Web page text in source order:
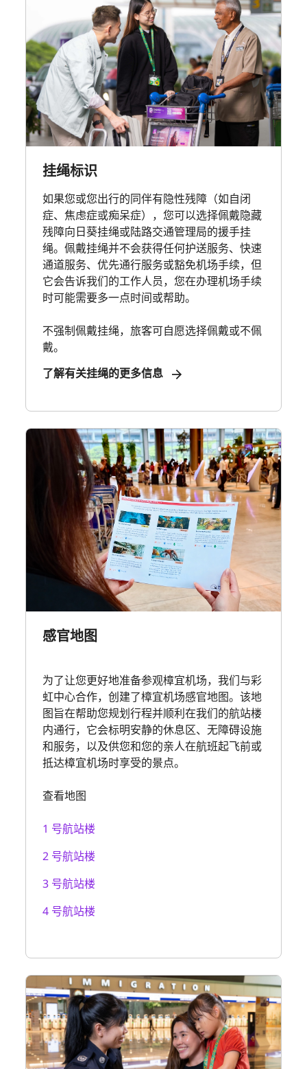
挂绳标识
如果您或您出行的同伴有隐性残障（如自闭
症、焦虑症或痴呆症），您可以选择佩戴隐藏
残障向日葵挂绳或陆路交通管理局的援手挂
绳。佩戴挂绳并不会获得任何护送服务、快速
通道服务、优先通行服务或豁免机场手续，但
它会告诉我们的工作人员，您在办理机场手续
时可能需要多一点时间或帮助。
不强制佩戴挂绳，旅客可自愿选择佩戴或不佩
戴。
了解有关挂绳的更多信息
感官地图
为了让您更好地准备参观樟宜机场，我们与彩
虹中心合作，创建了樟宜机场感官地图。该地
图旨在帮助您规划行程并顺利在我们的航站楼
内通行，它会标明安静的休息区、无障碍设施
和服务，以及供您和您的亲人在航班起飞前或
抵达樟宜机场时享受的景点。
查看地图
1 号航站楼
2 号航站楼
3 号航站楼
4 号航站楼